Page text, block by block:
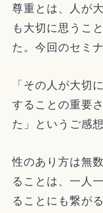
尊重とは、人が
も大切に思うこ
た。今回のセミ
「その人が大切
することの重要
た」というご感
性のあり方は無
ることは、一人
ることにも繋が